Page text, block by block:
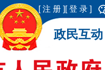
[ 登 录 ]
[ 注 册 ]
政民互动